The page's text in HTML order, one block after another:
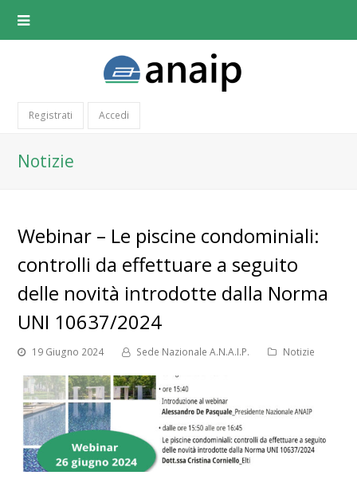
Registrati Accedi
Notizie
Webinar – Le piscine condominiali:
controlli da effettuare a seguito
delle novità introdotte dalla Norma
UNI 10637/2024
19 Giugno 2024 Sede Nazionale A.N.A.I.P. Notizie